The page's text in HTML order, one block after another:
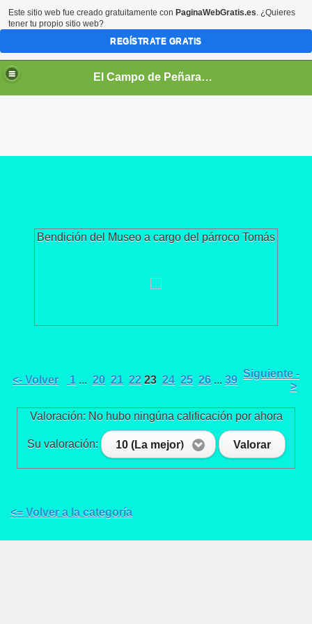
El Campo de Peñaranda (Salamanca)
Bendición del Museo a cargo del párroco Tomás
<- Volver 1 ... 20 21 22 23 24 25 26 ... 39
Siguiente -
>
Valoración: No hubo ningúna calificación por ahora
Su valoración: 10 (La mejor) Valorar
<= Volver a la categoría
Este sitio web fue creado gratuitamente con PaginaWebGratis.es. ¿Quieres
tener tu propio sitio web?
REGÍSTRATE GRATIS